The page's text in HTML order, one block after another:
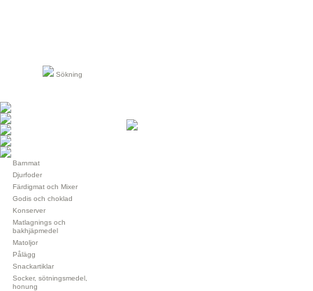
Sökning
Barnmat
Djurfoder
Färdigmat och Mixer
Godis och choklad
Konserver
Matlagnings och
bakhjäpmedel
Matoljor
Pålägg
Snackartiklar
Socker, sötningsmedel,
honung